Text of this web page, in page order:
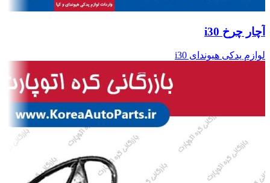
آچار چرخ i30
لوازم یدکی هیوندای i30